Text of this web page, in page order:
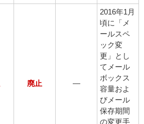
廃止 ―
2016年1月
頃に「メ
ールスペ
ック変
更」とし
てメール
ボックス
容量およ
びメール
保存期間
の変更手